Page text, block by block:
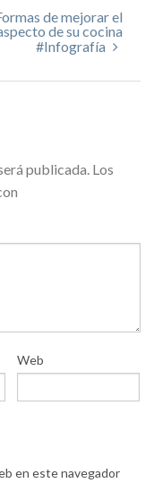
de mejorar el
de su cocina
#Infografía
publicada. Los
Web
en este navegador